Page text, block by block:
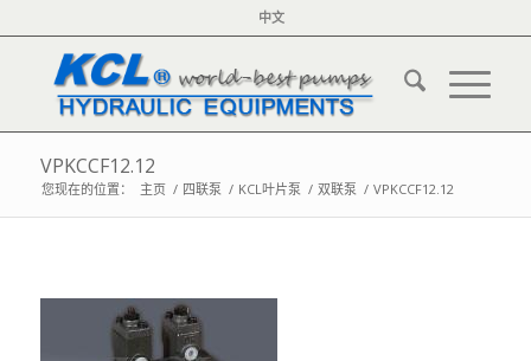
中文
VPKCCF12.12
您现在的位置： 主页 / 四联泵 / KCL叶片泵 / 双联泵 / VPKCCF12.12